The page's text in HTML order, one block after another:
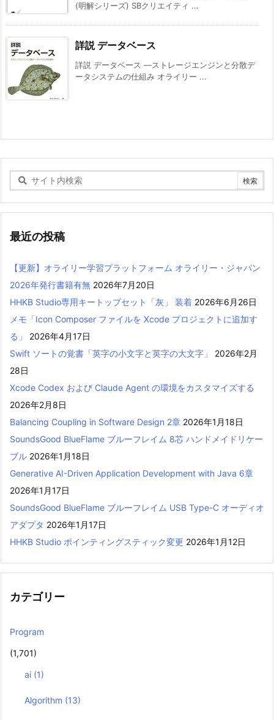
(明解シリーズ) SBクリエイティ ...
詳説 データベース
詳説 データベース ―ストレージエンジンと分散デ
ータシステムの仕組み オライリー ...
最近の投稿
【更新】オライリー学習プラットフォーム オライリー・ジャパン
2026年発行書籍有無 2026年7月20日
HHKB Studio専用キートップセット「灰」 装着 2026年6月26日
メモ「Icon Composer ファイルを Xcode プロジェクトに追加す
る」
2026年4月17日
Swift ソートの覚書「英字の小文字と英字の大文字」
2026年2月
28日
Xcode Codex および Claude Agent の環境をカスタマイズする
2026年2月8日
Balancing Coupling in Software Design 2章 2026年1月18日
SoundsGood BlueFlame ブルーフレイム 8芯 ハンドメイドリケー
ブル 2026年1月18日
Generative AI-Driven Application Development with Java 6章
2026年1月17日
SoundsGood BlueFlame ブルーフレイム USB Type-C オーディオ
アダプタ 2026年1月17日
HHKB Studio ポインティングスティック変更 2026年1月12日
カテゴリー
Program
(1,701)
ai (1)
Algorithm (13)